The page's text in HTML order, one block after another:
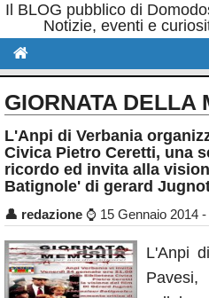
Il BLOG pubblico di
Notizie, eventi e
Politica
Sport
Eventi
Rubriche
Calendario
Annunci
GIORNATA DELLA
L'Anpi di Verbania
Civica Pietro Ceretti, una
ricordo ed invita alla
Batignole' di gerard
👤 redazione ⌚ 15 Gennaio 2014
L'Anpi